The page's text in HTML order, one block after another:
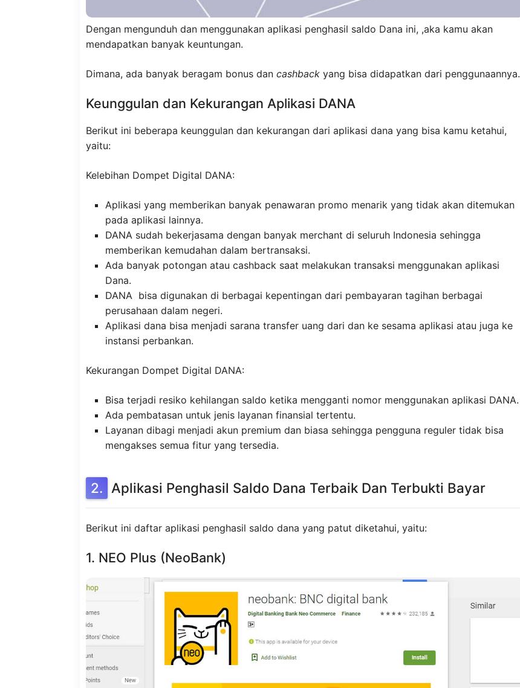
Dengan mengunduh dan menggunakan aplikasi penghasil saldo Dana ini, ,aka kamu akan
mendapatkan banyak keuntungan.
Dimana, ada banyak beragam bonus dan cashback yang bisa didapatkan dari penggunaannya.
Keunggulan dan Kekurangan Aplikasi DANA
Berikut ini beberapa keunggulan dan kekurangan dari aplikasi dana yang bisa kamu ketahui,
yaitu:
Kelebihan Dompet Digital DANA:
Aplikasi yang memberikan banyak penawaran promo menarik yang tidak akan ditemukan
pada aplikasi lainnya.
DANA sudah bekerjasama dengan banyak merchant di seluruh Indonesia sehingga
memberikan kemudahan dalam bertransaksi.
Ada banyak potongan atau cashback saat melakukan transaksi menggunakan aplikasi
Dana.
DANA bisa digunakan di berbagai kepentingan dari pembayaran tagihan berbagai
perusahaan dalam negeri.
Aplikasi dana bisa menjadi sarana transfer uang dari dan ke sesama aplikasi atau juga ke
instansi perbankan.
Kekurangan Dompet Digital DANA:
Bisa terjadi resiko kehilangan saldo ketika mengganti nomor menggunakan aplikasi DANA.
Ada pembatasan untuk jenis layanan finansial tertentu.
Layanan dibagi menjadi akun premium dan biasa sehingga pengguna reguler tidak bisa
mengakses semua fitur yang tersedia.
Aplikasi Penghasil Saldo Dana Terbaik Dan Terbukti Bayar
Berikut ini daftar aplikasi penghasil saldo dana yang patut diketahui, yaitu:
1. NEO Plus (NeoBank)